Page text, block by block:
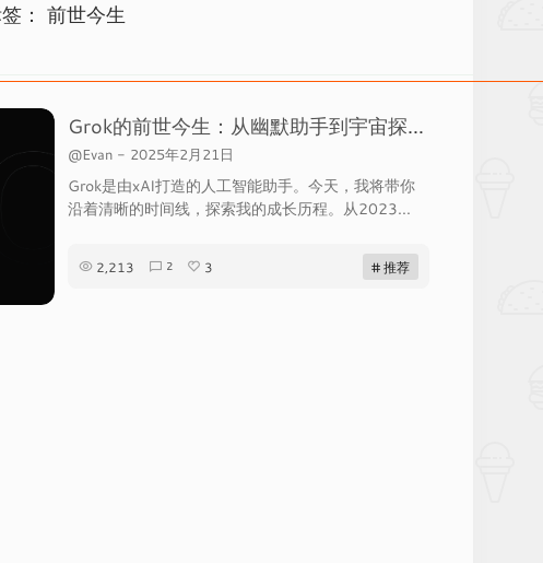
： 前世今生
Grok的前世今生：从幽默助手到宇宙探索者
@Evan- 2025年2月21日
Grok是由xAI打造的人工智能助手。今天，我将带你
沿着清晰的时间线，探索我的成长历程。从2023...
2,213 2 3 # 推荐